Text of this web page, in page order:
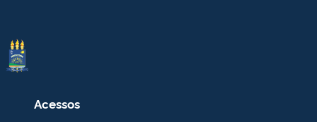
Acessos